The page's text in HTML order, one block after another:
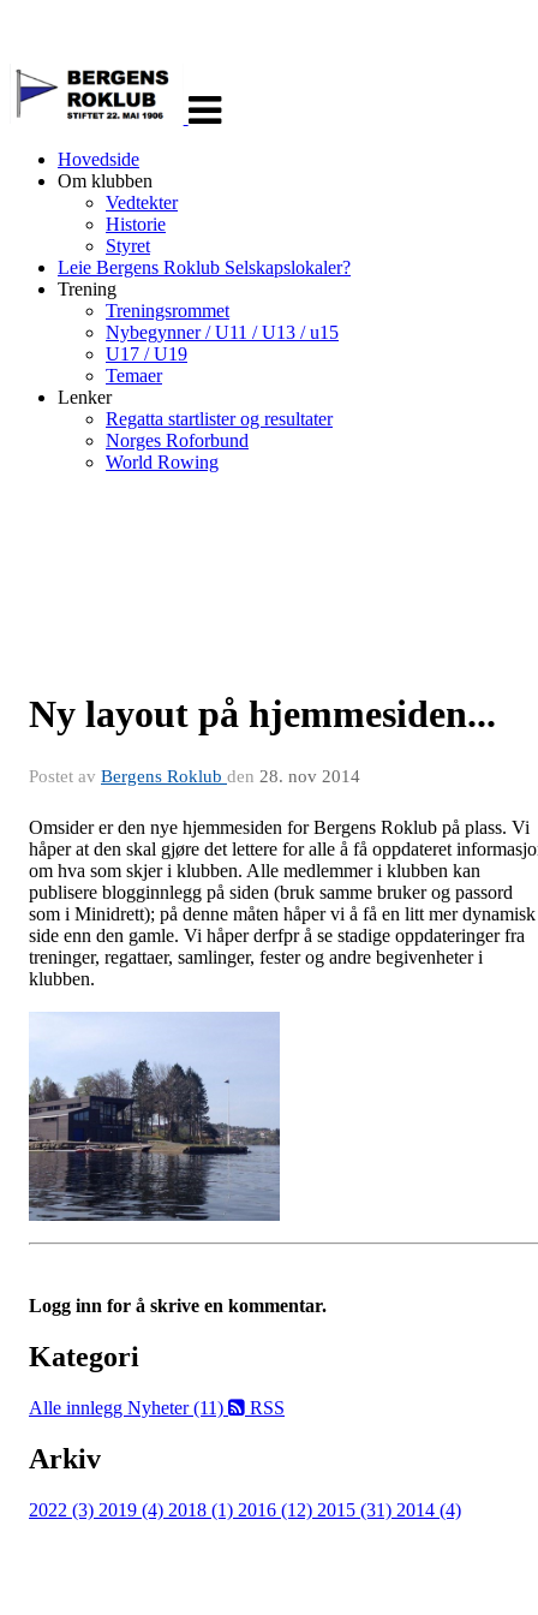
navigasjon
Hovedside
Om klubben
Vedtekter
Historie
Styret
Leie Bergens Roklub Selskapslokaler?
Trening
Treningsrommet
Nybegynner / U11 / U13 / u15
U17 / U19
Temaer
Lenker
Regatta startlister og resultater
Norges Roforbund
World Rowing
Ny layout på hjemmesiden...
Postet av Bergens Roklub den 28. nov 2014
Omsider er den nye hjemmesiden for Bergens Roklub på plass. Vi
håper at den skal gjøre det lettere for alle å få oppdateret
om hva som skjer i klubben. Alle medlemmer i klubben kan
publisere blogginnlegg på siden (bruk samme bruker og passord
som i Minidrett); på denne måten håper vi å få en litt mer dynamisk
side enn den gamle. Vi håper derfpr å se stadige oppdateringer fra
treninger, regattaer, samlinger, fester og andre begivenheter i
klubben.
Logg inn for å skrive en kommentar.
Kategori
Alle innlegg Nyheter (11) RSS
Arkiv
2022 (3) 2019 (4) 2018 (1) 2016 (12) 2015 (31) 2014 (4)